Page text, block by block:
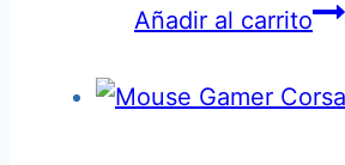
Añadir al carrito